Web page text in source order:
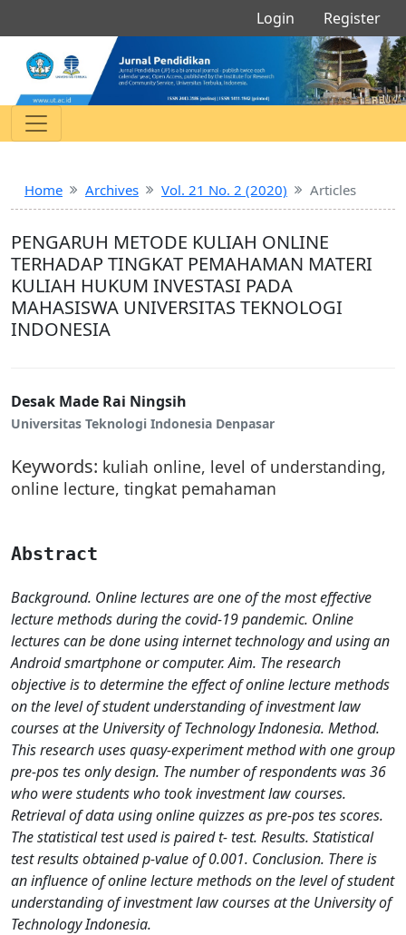
Login Register
Home Archives Vol. 21 No. 2 (2020) Articles
PENGARUH METODE KULIAH ONLINE
TERHADAP TINGKAT PEMAHAMAN MATERI
KULIAH HUKUM INVESTASI PADA
MAHASISWA UNIVERSITAS TEKNOLOGI
INDONESIA
Desak Made Rai Ningsih
Universitas Teknologi Indonesia Denpasar
Keywords: kuliah online, level of understanding,
online lecture, tingkat pemahaman
Abstract
Background. Online lectures are one of the most effective
lecture methods during the covid-19 pandemic. Online
lectures can be done using internet technology and using an
Android smartphone or computer. Aim. The research
objective is to determine the effect of online lecture methods
on the level of student understanding of investment law
courses at the University of Technology Indonesia. Method.
This research uses quasy-experiment method with one group
pre-pos tes only design. The number of respondents was 36
who were students who took investment law courses.
Retrieval of data using online quizzes as pre-pos tes scores.
The statistical test used is paired t- test. Results. Statistical
test results obtained p-value of 0.001. Conclusion. There is
an influence of online lecture methods on the level of student
understanding of investment law courses at the University of
Technology Indonesia.